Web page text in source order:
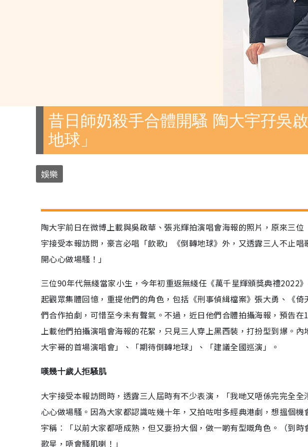
昔日師奶殺手合體開騷 陶大宇孖吳
地球」
娛樂
陶大宇前日在微博上載與吳啟華、張兆輝拍演唱會海報的照片，原來三
宇接受本報訪問，豪言必唱「飲歌」《倒轉地球》外，又透露三人不止
開心心做場騷！」
三位90年代無綫當家小生，今年初重返無綫任《萬千星輝頒獎典禮2022
起觀眾集體回憶，重提他們的角色，包括《刑事偵緝檔案》張大勇、《
們合作拍劇，可惜至今未有聲氣。不過，近日他們合體拍攝海報，預告
上載他們拍攝演唱會海報的花絮，只見三人穿上黑西裝，打扮型到爆。
大宇哥的首場演唱會」、「期待倒轉地球」、「建議全國巡演」。
嘆幾十歲人拒騷肌
大宇接受本報訪問時，透露三人屆時有不少表演，「我哋又唔係完完全
心心做場騷。因為大家都認識咗幾十年，又拍咗咁多經典港劇，想搵個
宇稱︰「以前大家都唔成熟，但又要扮大個，做一啲有型嘅角色。（到
歌星，唔會騷肌喇！」